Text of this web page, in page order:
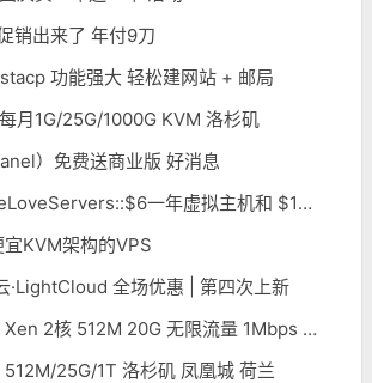
销出来了 年付9刀
功能强大 轻松建网站 + 邮局
月1G/25G/1000G KVM 洛杉矶
）免费送商业版 好消息
【便宜主机】WeLoveServers::$6一年虚拟主机和 $15一年分销主机
KVM架构的VPS
·LightCloud 全场优惠 | 第四次上新
分趣云::59元/月 Xen 2核 512M 20G 无限流量 1Mbps 香港
25G/1T 洛杉矶 凤凰城 荷兰